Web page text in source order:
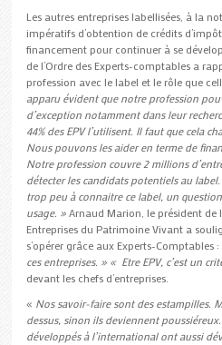
Les autres entreprises labellisées, à la
impératifs d’obtention de crédits
financement pour continuer à se
de l’Ordre des Experts-comptables a
profession avec le label et le rôle que
apparu évident que notre profession
d’exception notamment dans leur
44% des EPV l’utilisent. Il faut que cela
Nous pouvons les aider en terme de
Notre profession couvre 2 millions
détecter les candidats potentiels au
trop peu à connaitre ce label, un
usage. »Arnaud Marion, le président de
Entreprises du Patrimoine Vivant a
s’opérer grâce aux Experts-Comptables :
ces entreprises. » « Etre EPV, c’est un
devant les chefs d’entreprises.
« Nos savoir-faire sont des estampilles.
dessus, sinon ils deviennent
développés à l’international ont aussi